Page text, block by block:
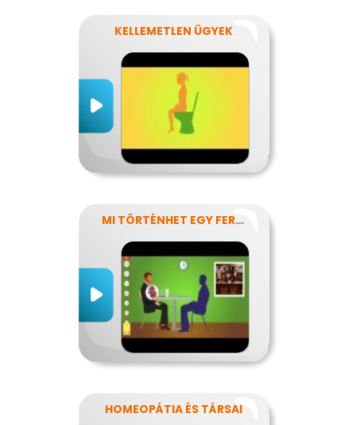
KELLEMETLEN ÜGYEK
MI TÖRTÉNHET EGY FERDE ÉJSZAKÁN?
HOMEOPÁTIA ÉS TÁRSAI